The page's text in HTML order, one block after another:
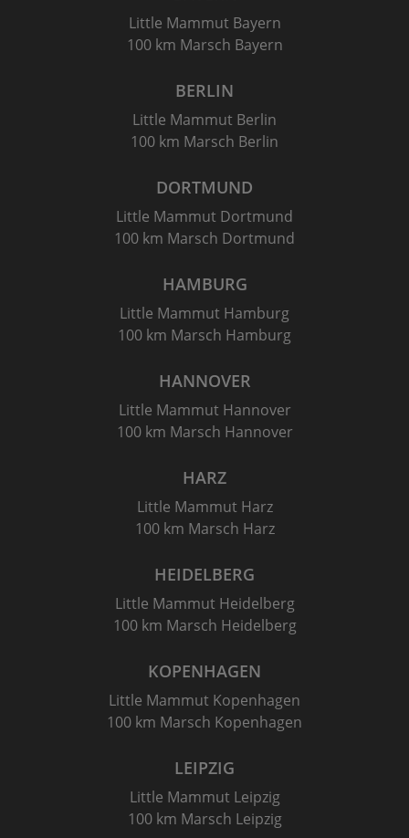
Little Mammut Bayern
100 km Marsch Bayern
BERLIN
Little Mammut Berlin
100 km Marsch Berlin
DORTMUND
Little Mammut Dortmund
100 km Marsch Dortmund
HAMBURG
Little Mammut Hamburg
100 km Marsch Hamburg
HANNOVER
Little Mammut Hannover
100 km Marsch Hannover
HARZ
Little Mammut Harz
100 km Marsch Harz
HEIDELBERG
Little Mammut Heidelberg
100 km Marsch Heidelberg
KOPENHAGEN
Little Mammut Kopenhagen
100 km Marsch Kopenhagen
LEIPZIG
Little Mammut Leipzig
100 km Marsch Leipzig